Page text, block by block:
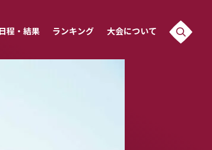
日程・結果 ランキング 大会について